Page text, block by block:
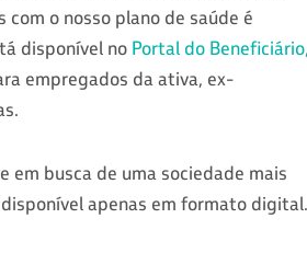
o nosso plano de saúde é
disponível no Portal do Beneficiário,
empregados da ativa, ex-
em busca de uma sociedade mais
apenas em formato digital.